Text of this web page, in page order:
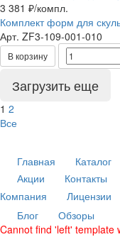
3 381 ₽/компл.
Комплект форм для
Арт. ZF3-109-001-010
В корзину
Загрузить еще
1 2
Все
Главная Каталог
Акции
Контакты
Компания
Лицензии
Блог
Обзоры
Cannot find 'left' template